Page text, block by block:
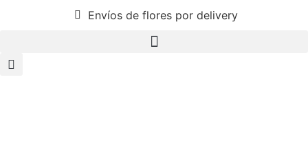
Envíos de flores por delivery